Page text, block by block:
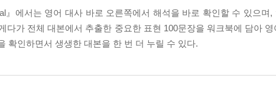
』에서는 영어 대사 바로 오른쪽에서 해석을 바로 확인할 수 있으
다가 전체 대본에서 추출한 중요한 표현 100문장을 워크북에 담아
확인하면서 생생한 대본을 한 번 더 누릴 수 있다.